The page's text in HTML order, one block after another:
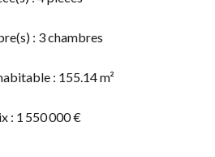
: 3 chambres
: 155.14 m²
: 1 550 000 €